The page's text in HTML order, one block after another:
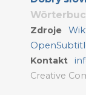
Zdroje
Kontakt
Creative